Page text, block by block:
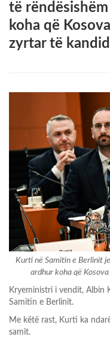
të
koha që
zyrtar të
Kurti në Samitin e Berlinit
ardhur koha që
Kryeministri i vendit, Albin
Samitin e Berlinit.
Me këtë rast, Kurti ka
samit.